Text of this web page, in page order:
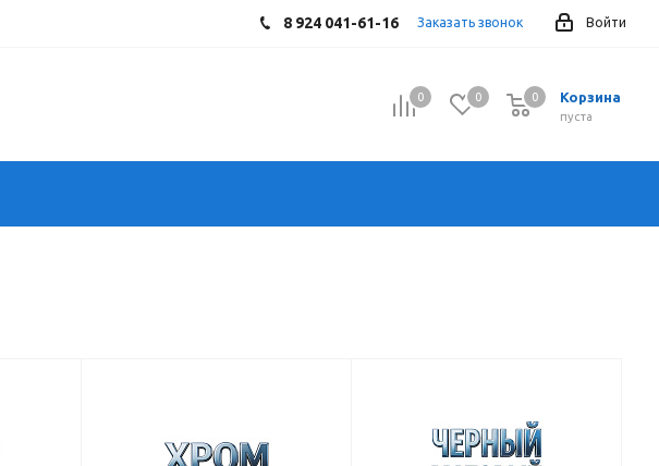
Войти
8 924 041-61-16 Заказать звонок
0 0 Корзина
0
пуста
0